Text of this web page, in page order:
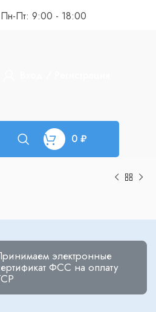
Пт: 9:00 - 18:00
0 ₽
электронные
ФСС на оплату